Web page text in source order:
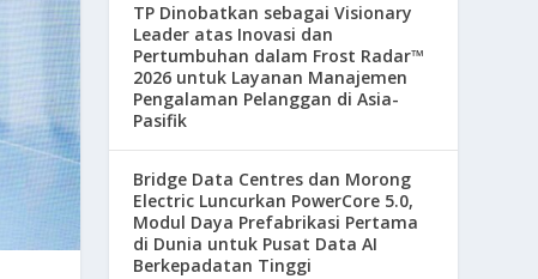
TP Dinobatkan sebagai Visionary
Leader atas Inovasi dan
Pertumbuhan dalam Frost Radar™
2026 untuk Layanan Manajemen
Pengalaman Pelanggan di Asia-
Pasifik
Bridge Data Centres dan Morong
Electric Luncurkan PowerCore 5.0,
Modul Daya Prefabrikasi Pertama
di Dunia untuk Pusat Data AI
Berkepadatan Tinggi